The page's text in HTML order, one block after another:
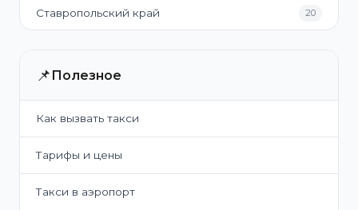
Ставропольский край 20
📌 Полезное
Как вызвать такси
Тарифы и цены
Такси в аэропорт